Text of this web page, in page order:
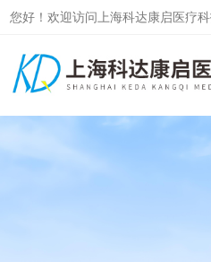
您好！欢迎访问上海科达康启医疗